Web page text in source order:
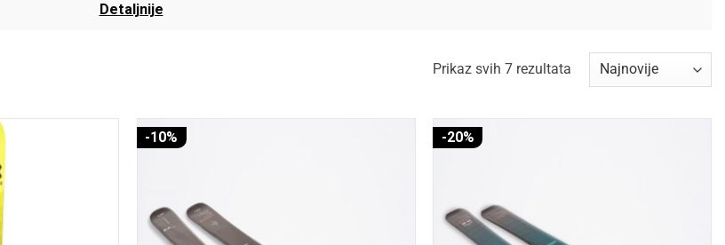
Detaljnije
Prikaz svih 7 rezultataSorted
-10% -20%